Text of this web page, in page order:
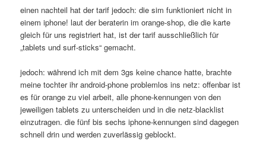
einen nachteil hat der tarif jedoch: die sim funktioniert nicht in
einem iphone! laut der beraterin im orange-shop, die die karte
gleich für uns registriert hat, ist der tarif ausschließlich für
„tablets und surf-sticks“ gemacht.
jedoch: während ich mit dem 3gs keine chance hatte, brachte
meine tochter ihr android-phone problemlos ins netz: offenbar ist
es für orange zu viel arbeit, alle phone-kennungen von den
jeweiligen tablets zu unterscheiden und in die netz-blacklist
einzutragen. die fünf bis sechs iphone-kennungen sind dagegen
schnell drin und werden zuverlässig geblockt.